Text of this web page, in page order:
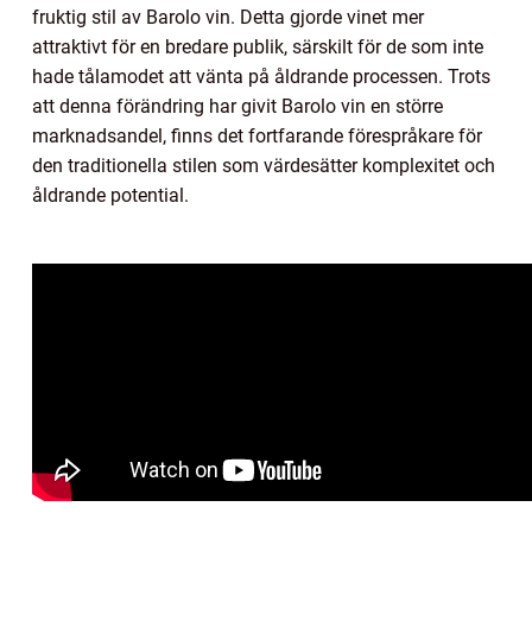
fruktig stil av Barolo vin. Detta gjorde vinet mer
attraktivt för en bredare publik, särskilt för de som inte
hade tålamodet att vänta på åldrande processen. Trots
att denna förändring har givit Barolo vin en större
marknadsandel, finns det fortfarande förespråkare för
den traditionella stilen som värdesätter komplexitet och
åldrande potential.